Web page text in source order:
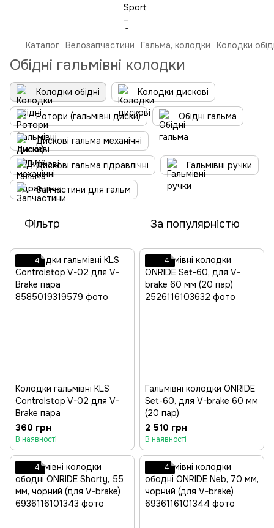
Каталог Велозапчастини Гальма, колодки Колодки
Обідні гальмівні колодки
Колодки обідні Колодки дискові
Ротори (гальмівні диски) Обідні гальма
Дискові гальма механічні
Дискові гальма гідравлічні Гальмівні ручки
Запчастини для гальм
Фільтр За популярністю
4
Колодки гальмівні KLS
Controlstop V-02 для V-
Brake пара
360 грн
В наявності
4
Гальмівні колодки ONRIDE
Set-60, для V-brake 60 мм
(20 пар)
2 510 грн
В наявності
4 4